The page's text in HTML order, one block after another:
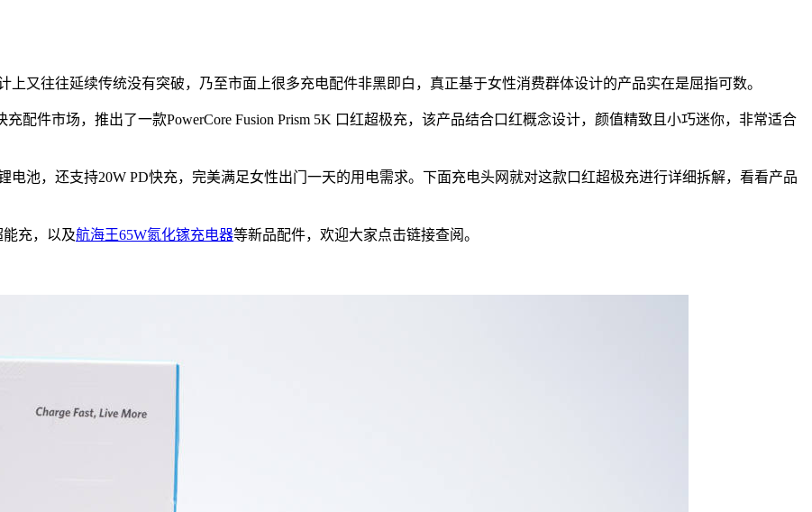
又往往延续传统没有突破，乃至市面上很多充电配件非黑即白，真正基于女性消费群体设计的产品实在是屈指可数。
配件市场，推出了一款PowerCore Fusion Prism 5K 口红超极充，该产品结合口红概念设计，颜值精致且小巧迷你，非常适合
电池，还支持20W PD快充，完美满足女性出门一天的用电需求。下面充电头网就对这款口红超极充进行详细拆解，看看产品
能充，以及航海王65W氮化镓充电器等新品配件，欢迎大家点击链接查阅。